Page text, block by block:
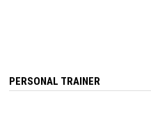
PERSONAL TRAINER